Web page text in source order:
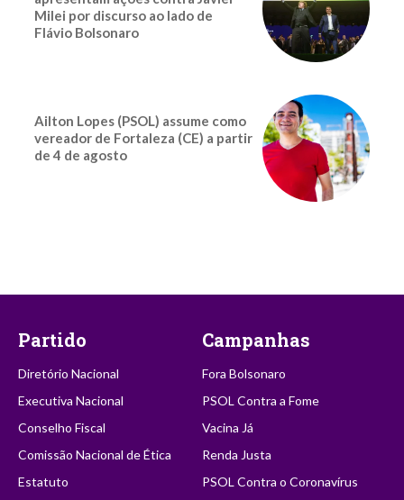
Milei por discurso ao lado de
Flávio Bolsonaro
Ailton Lopes (PSOL) assume como
vereador de Fortaleza (CE) a partir
de 4 de agosto
Partido
Diretório Nacional
Executiva Nacional
Conselho Fiscal
Comissão Nacional de Ética
Estatuto
Campanhas
Fora Bolsonaro
PSOL Contra a Fome
Vacina Já
Renda Justa
PSOL Contra o Coronavírus